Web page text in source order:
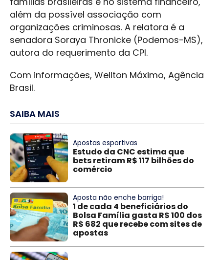
além da possível associação com
organizações criminosas. A relatora é a
senadora Soraya Thronicke (Podemos-MS),
autora do requerimento da CPI.
Com informações, Wellton Máximo, Agência
Brasil.
SAIBA MAIS
Apostas esportivas
Estudo da CNC estima que
bets retiram R$ 117 bilhões do
comércio
Aposta não enche barriga!
1 de cada 4 beneficiários do
Bolsa Família gasta R$ 100 dos
R$ 682 que recebe com sites de
apostas